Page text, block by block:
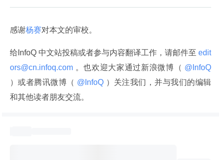
感谢杨赛对本文的审校。
给InfoQ 中文站投稿或者参与内容翻译工作，请邮件至 edit
ors@cn.infoq.com 。也欢迎大家通过新浪微博（
）或者腾讯微博（ @InfoQ ）关注我们，并与我们的编辑
和其他读者朋友交流。